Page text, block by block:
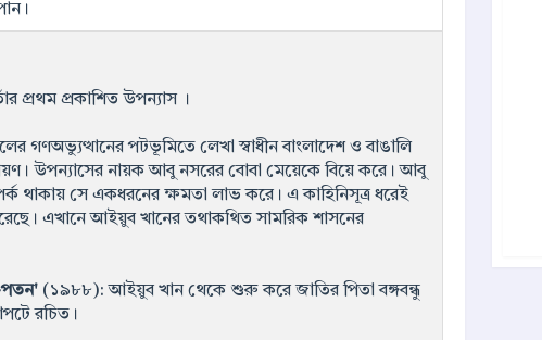
প্রথম প্রকাশিত উপন্যাস ।
গণঅভ্যুত্থানের পটভূমিতে লেখা স্বাধীন বাংলাদেশ ও বাঙালি
উপন্যাসের নায়ক আবু নসরের বোবা মেয়েকে বিয়ে করে। আবু
থাকায় সে একধরনের ক্ষমতা লাভ করে। এ কাহিনিসূত্র ধরেই
এখানে আইয়ুব খানের তথাকথিত সামরিক শাসনের
পতন' (১৯৮৮): আইয়ুব খান থেকে শুরু করে জাতির পিতা বঙ্গবন্ধু
রচিত।